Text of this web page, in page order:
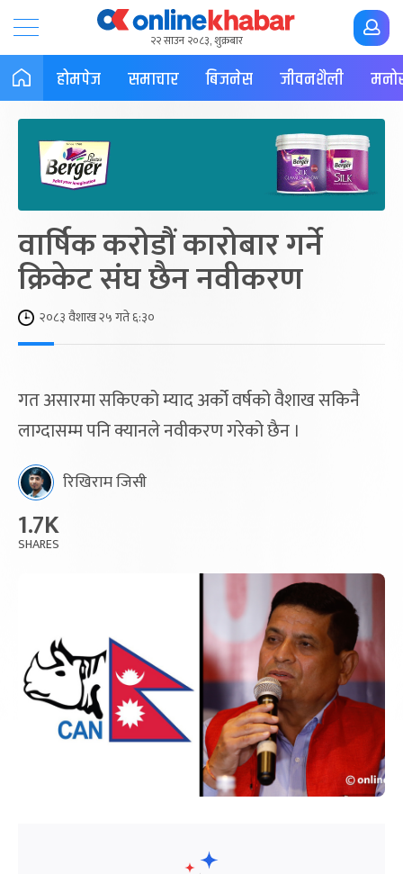
२२ साउन २०८३, शुक्रबार
होमपेज समाचार बिजनेस जीवनशैली
वार्षिक करोडौं कारोबार गर्ने
क्रिकेट संघ छैन नवीकरण
२०८३ वैशाख २५ गते ६:३०
गत असारमा सकिएको म्याद अर्को वर्षको वैशाख सकिनै
लाग्दासम्म पनि क्यानले नवीकरण गरेको छैन ।
रिखिराम जिसी
1.7K
SHARES